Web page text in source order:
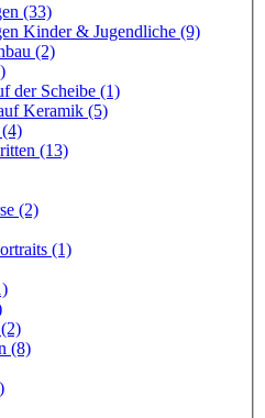
(33)
Kinder & Jugendliche (9)
(2)
der Scheibe (1)
Keramik (5)
(13)
(2)
(1)
(8)